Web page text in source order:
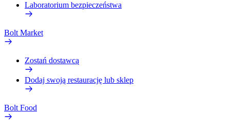
Laboratorium bezpieczeństwa
Bolt Market
Zostań dostawcą
Dodaj swoją restaurację lub sklep
Bolt Food